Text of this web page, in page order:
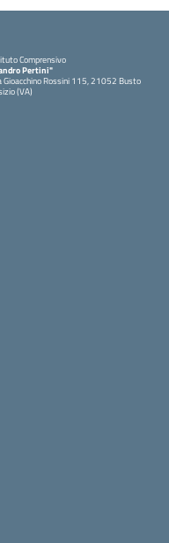
Comprensivo
Pertini"
Gioacchino Rossini 115, 21052 Busto
(VA)